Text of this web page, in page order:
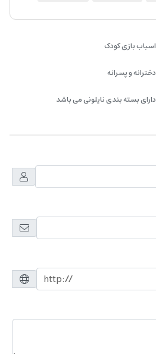
اسباب بازی کودک
دخترانه و پسرانه
دارای بسته بندی نایلونی می باشد